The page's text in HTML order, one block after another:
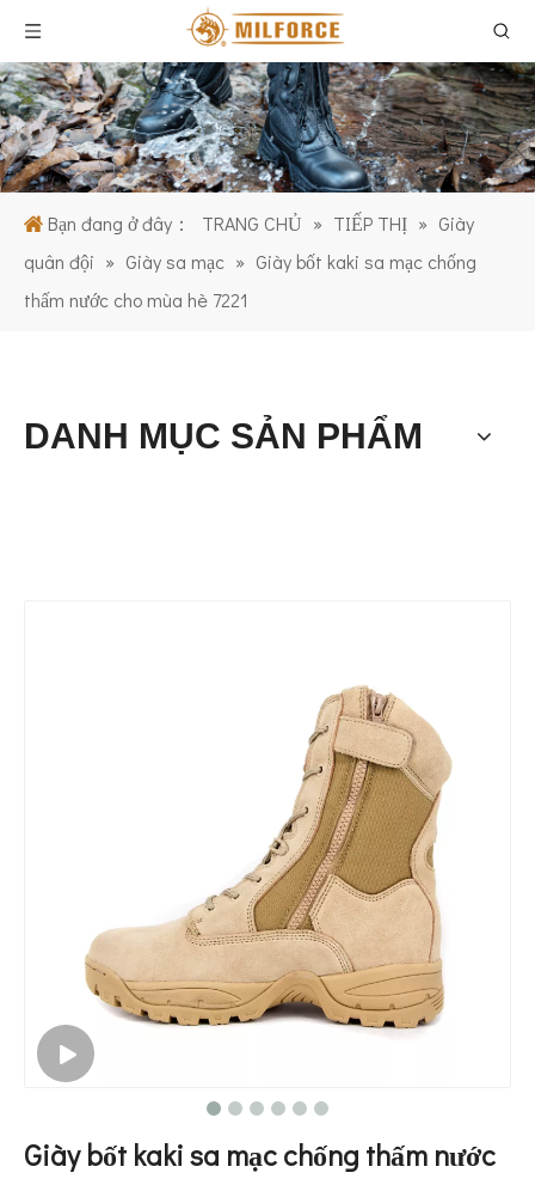
Bạn đang ở đây： TRANG CHỦ » TIẾP THỊ » Giày
quân đội » Giày sa mạc » Giày bốt kaki sa mạc chống
thấm nước cho mùa hè 7221
DANH MỤC SẢN PHẨM
Giày bốt kaki sa mạc chống thấm nước